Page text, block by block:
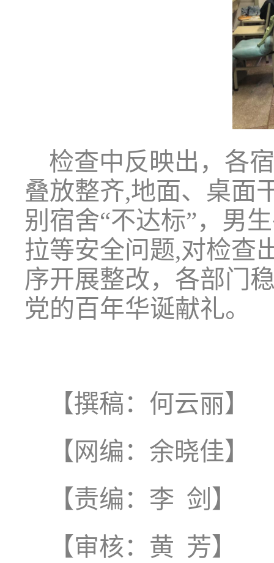
检查中反映出，各
叠放整齐,地面、桌面
别宿舍“不达标”，男
拉等安全问题,对检查
序开展整改，各部门
党的百年华诞献礼。
【撰稿： 何云丽】
【网编：余晓佳】
【责编：李 剑】
【审核：黄 芳】